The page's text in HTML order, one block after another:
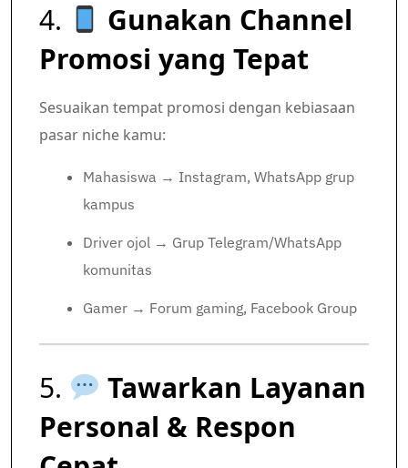
4.
Gunakan Channel
Promosi yang Tepat
Sesuaikan tempat promosi dengan kebiasaan
pasar niche kamu:
Mahasiswa → Instagram, WhatsApp grup
kampus
Driver ojol → Grup Telegram/WhatsApp
komunitas
Gamer → Forum gaming, Facebook Group
5.
Tawarkan Layanan
Personal & Respon